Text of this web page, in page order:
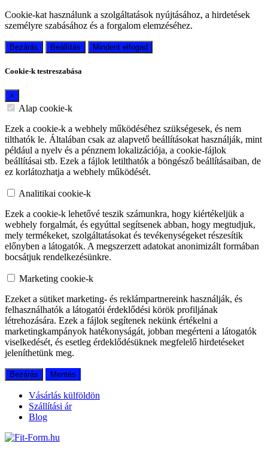
Cookie-kat használunk a szolgáltatások nyújtásához, a hirdetések
személyre szabásához és a forgalom elemzéséhez.
Bezárás Beállítás Mindent elfogad
Cookie-k testreszabása
×
Alap cookie-k
Ezek a cookie-k a webhely működéséhez szükségesek, és nem
tilthatók le. Általában csak az alapvető beállításokat használják, mint
például a nyelv és a pénznem lokalizációja, a cookie-fájlok
beállításai stb. Ezek a fájlok letilthatók a böngésző beállításaiban, de
ez korlátozhatja a webhely működését.
Analitikai cookie-k
Ezek a cookie-k lehetővé teszik számunkra, hogy kiértékeljük a
webhely forgalmát, és egyúttal segítsenek abban, hogy megtudjuk,
mely termékeket, szolgáltatásokat és tevékenységeket részesítik
előnyben a látogatók. A megszerzett adatokat anonimizált formában
bocsátjuk rendelkezésünkre.
Marketing cookie-k
Ezeket a sütiket marketing- és reklámpartnereink használják, és
felhasználhatók a látogatói érdeklődési körök profiljának
létrehozására. Ezek a fájlok segítenek nekünk értékelni a
marketingkampányok hatékonyságát, jobban megérteni a látogatók
viselkedését, és esetleg érdeklődésüknek megfelelő hirdetéseket
jeleníthetünk meg.
Bezárás Mentés
Vásárlás külföldön
Szállítási ár
Blog